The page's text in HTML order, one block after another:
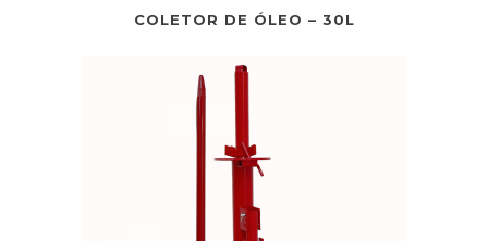
COLETOR DE ÓLEO – 30L